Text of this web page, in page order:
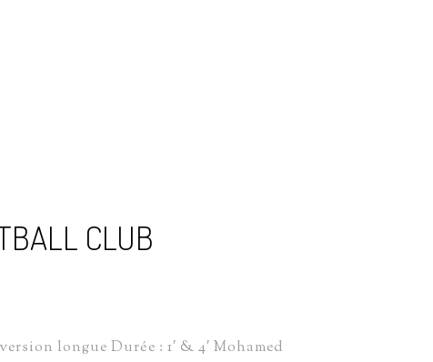
CLUB
longue Durée : 1′ & 4′ Mohamed